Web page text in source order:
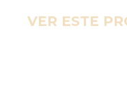
VER ESTE